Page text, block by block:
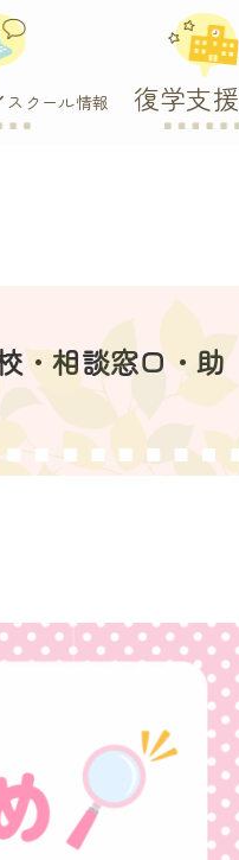
スクール情報 復学支援
・相談窓口・助